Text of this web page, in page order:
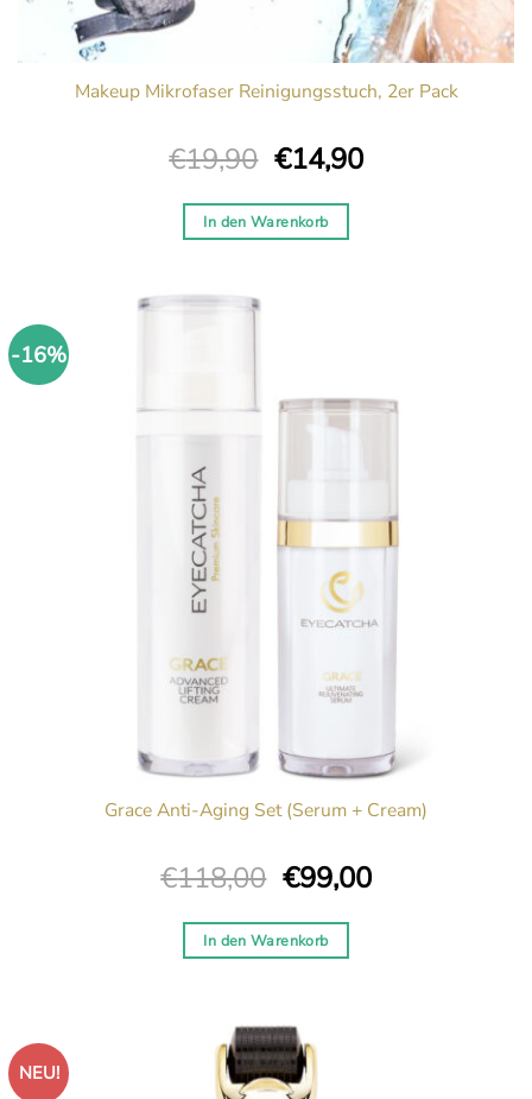
Makeup Mikrofaser Reinigungsstuch, 2er Pack
€19,90 Ursprünglicher
war:
€19,90
€14,90Aktueller
In den Warenkorb
-16%
Grace Anti-Aging Set (Serum + Cream)
€118,00 Ursprünglicher
war:
€118,00
€99,00Aktueller
In den Warenkorb
NEU!